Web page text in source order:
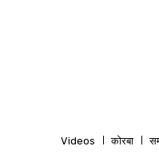
Videos कोरबा